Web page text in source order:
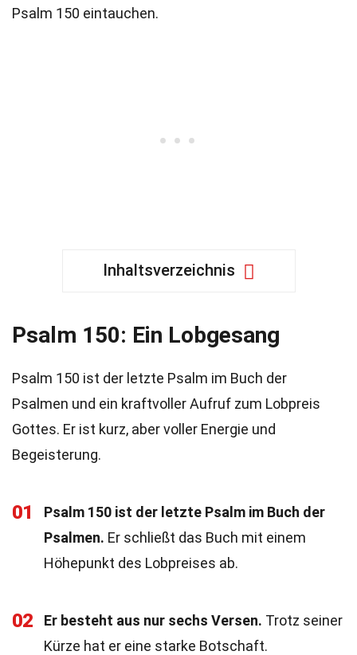
Psalm 150 eintauchen.
Inhaltsverzeichnis
Psalm 150: Ein Lobgesang
Psalm 150 ist der letzte Psalm im Buch der
Psalmen und ein kraftvoller Aufruf zum Lobpreis
Gottes. Er ist kurz, aber voller Energie und
Begeisterung.
01
Psalm 150 ist der letzte Psalm im Buch der
Psalmen. Er schließt das Buch mit einem
Höhepunkt des Lobpreises ab.
02 Er besteht aus nur sechs Versen. Trotz seiner
Kürze hat er eine starke Botschaft.